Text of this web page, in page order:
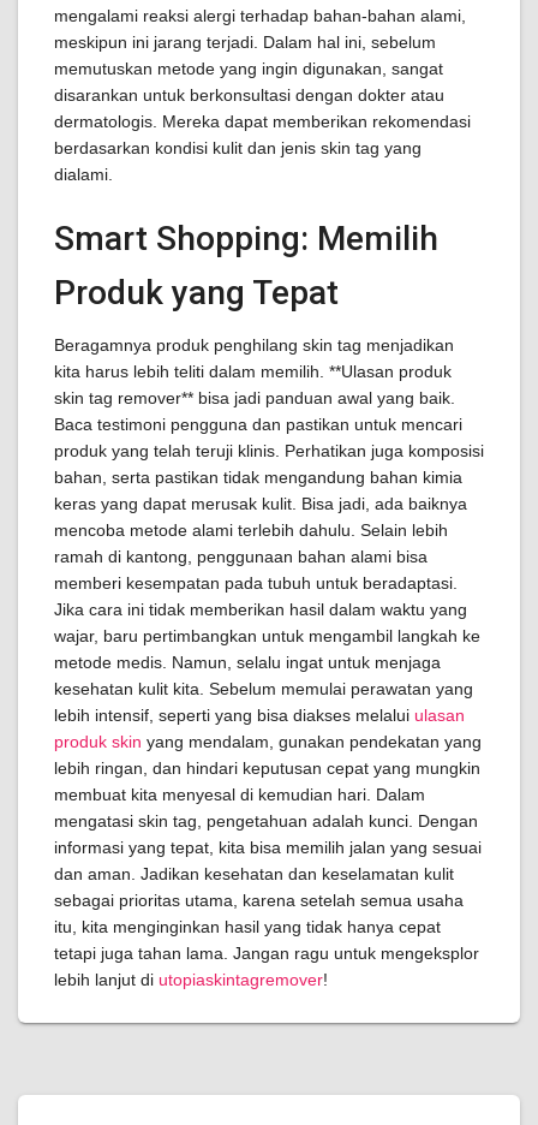
mengalami reaksi alergi terhadap bahan-bahan alami,
meskipun ini jarang terjadi. Dalam hal ini, sebelum
memutuskan metode yang ingin digunakan, sangat
disarankan untuk berkonsultasi dengan dokter atau
dermatologis. Mereka dapat memberikan rekomendasi
berdasarkan kondisi kulit dan jenis skin tag yang
dialami.
Smart Shopping: Memilih
Produk yang Tepat
Beragamnya produk penghilang skin tag menjadikan
kita harus lebih teliti dalam memilih. **Ulasan produk
skin tag remover** bisa jadi panduan awal yang baik.
Baca testimoni pengguna dan pastikan untuk mencari
produk yang telah teruji klinis. Perhatikan juga komposisi
bahan, serta pastikan tidak mengandung bahan kimia
keras yang dapat merusak kulit. Bisa jadi, ada baiknya
mencoba metode alami terlebih dahulu. Selain lebih
ramah di kantong, penggunaan bahan alami bisa
memberi kesempatan pada tubuh untuk beradaptasi.
Jika cara ini tidak memberikan hasil dalam waktu yang
wajar, baru pertimbangkan untuk mengambil langkah ke
metode medis. Namun, selalu ingat untuk menjaga
kesehatan kulit kita. Sebelum memulai perawatan yang
lebih intensif, seperti yang bisa diakses melalui ulasan
produk skin yang mendalam, gunakan pendekatan yang
lebih ringan, dan hindari keputusan cepat yang mungkin
membuat kita menyesal di kemudian hari. Dalam
mengatasi skin tag, pengetahuan adalah kunci. Dengan
informasi yang tepat, kita bisa memilih jalan yang sesuai
dan aman. Jadikan kesehatan dan keselamatan kulit
sebagai prioritas utama, karena setelah semua usaha
itu, kita menginginkan hasil yang tidak hanya cepat
tetapi juga tahan lama. Jangan ragu untuk mengeksplor
lebih lanjut di utopiaskintagremover!